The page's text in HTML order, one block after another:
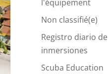
l'équipement
Non classifié(e)
Registro diario de
inmersiones
Scuba Education